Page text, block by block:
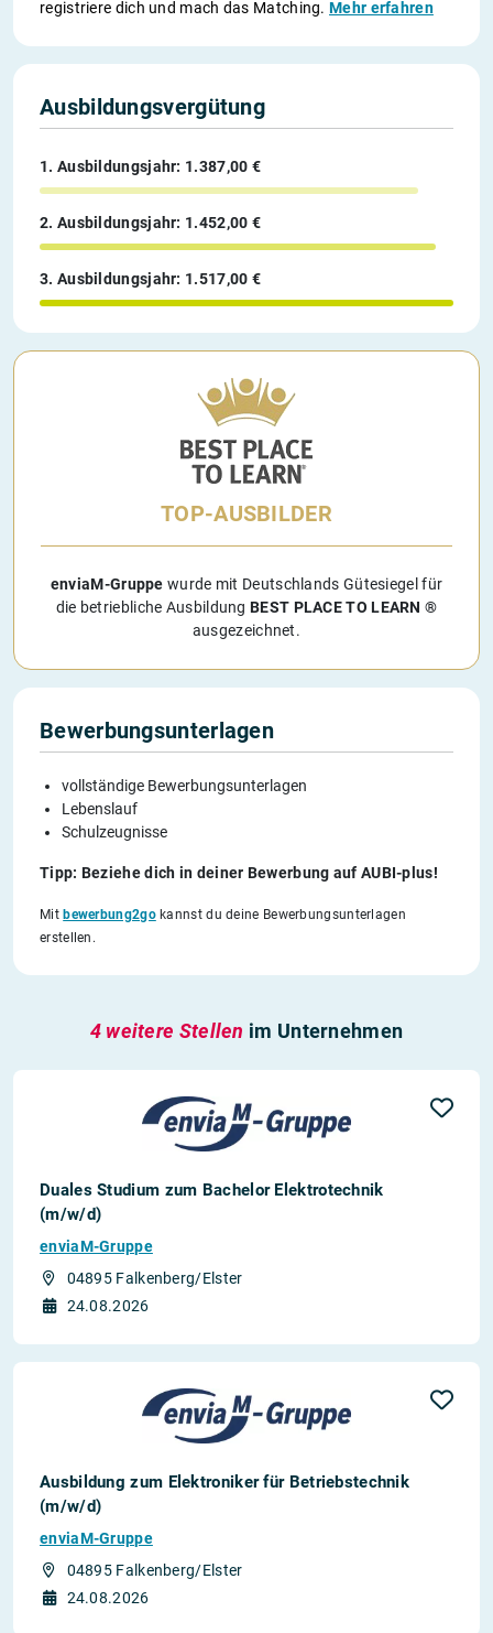
registriere dich und mach das Matching.Mehr erfahren
Ausbildungsvergütung
1. Ausbildungsjahr: 1.387,00 €
2. Ausbildungsjahr: 1.452,00 €
3. Ausbildungsjahr: 1.517,00 €
TOP-AUSBILDER
enviaM-Gruppe wurde mit Deutschlands Gütesiegel für
die betriebliche AusbildungBEST PLACE TO LEARN ®
ausgezeichnet.
Bewerbungsunterlagen
vollständige Bewerbungsunterlagen
Lebenslauf
Schulzeugnisse
Tipp: Beziehe dich in deiner Bewerbung auf AUBI-plus!
Mit bewerbung2gokannst du deine Bewerbungsunterlagen
erstellen.
4 weitere Stellen im Unternehmen
Duales Studium zum Bachelor Elektrotechnik
(m/w/d)
enviaM-Gruppe
04895 Falkenberg/Elster
24.08.2026
Ausbildung zum Elektroniker für Betriebstechnik
(m/w/d)
enviaM-Gruppe
04895 Falkenberg/Elster
24.08.2026